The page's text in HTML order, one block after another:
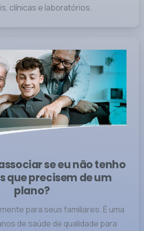
clínicas e laboratórios.
se eu não tenho
que precisem de um
plano?
para seus familiares. É uma
de saúde de qualidade para